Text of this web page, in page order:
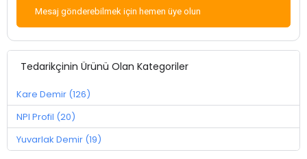
Mesaj gönderebilmek için hemen üye olun
Tedarikçinin Ürünü Olan Kategoriler
Kare Demir (126)
NPI Profil (20)
Yuvarlak Demir (19)